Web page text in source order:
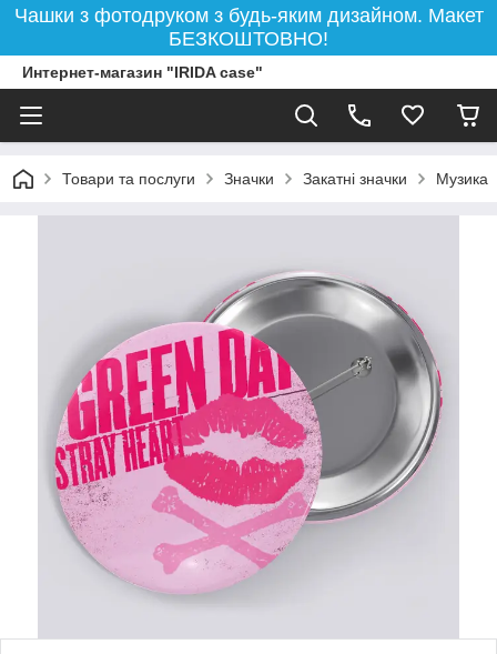
Чашки з фотодруком з будь-яким дизайном. Макет
БЕЗКОШТОВНО!
Интернет-магазин "IRIDA case"
Товари та послуги Значки Закатні значки Музика